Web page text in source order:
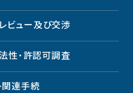
ビュー及び交渉
性・許認可調査
関連手続